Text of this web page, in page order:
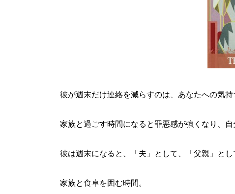
彼が週末だけ連絡を減らすのは、あなたへの気持
家族と過ごす時間になると罪悪感が強くなり、
彼は週末になると、「夫」として、「父親」とし
家族と食卓を囲む時間。